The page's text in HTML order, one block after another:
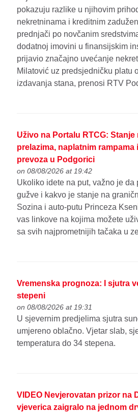
pokazuju razlike u njihovim
nekretninama i kreditnim
prednjači po novčanim
dodatnoj imovini u finansijskim
prijavio značajno uvećanje
Milatović uz predsjedničku platu
izdavanja stana, prenosi RTV
Uživo na Portalu RTCG:
prelazima, naplatnim
prevoza u Podgorici
on 08/08/2026 at 19:42
Ukoliko idete na put, važno je da
gužve i kakvo je stanje na
Sozina i auto-putu Princeza
vas linkove na kojima možete
sa svih najprometnijih tačaka u
Vremenska prognoza: I sjutra
stepeni
on 08/08/2026 at 19:31
U sjevernim predjelima sjutra
umjereno oblačno. Vjetar slab,
temperatura do 34 stepena.
VIDEO Nevjerovatan prizor na
vjeverica zaigralo na jednom